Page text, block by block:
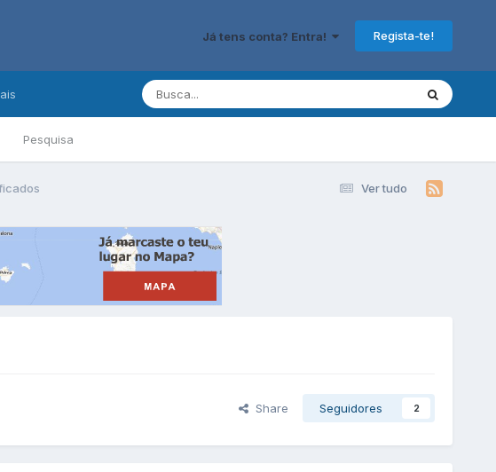
Já tens conta? Entra! Regista-te!
Pesquisa
Ver tudo
Share Seguidores 2